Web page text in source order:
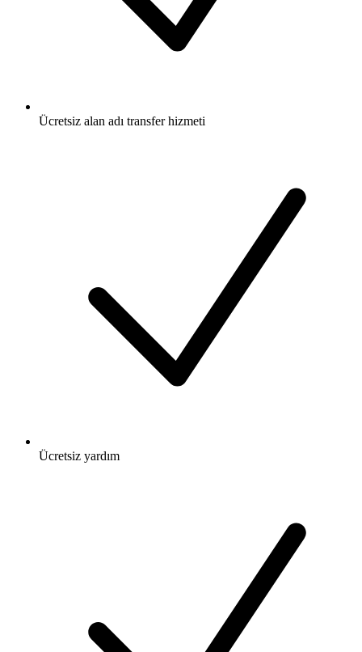
Ücretsiz alan adı transfer hizmeti
Ücretsiz yardım